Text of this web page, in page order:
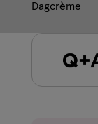
footer
Dagcrème